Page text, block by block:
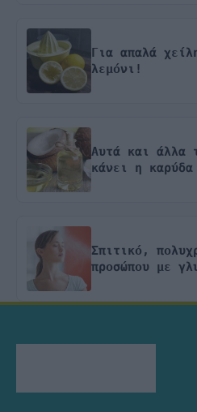
Για απαλά
λεμόνι!
Αυτά και άλλα
κάνει η
Σπιτικό,
προσώπου με